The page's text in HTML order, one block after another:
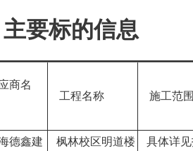
主要标的信息
商名
工程名称 施工范
德鑫建
枫林校区明道楼
具体详